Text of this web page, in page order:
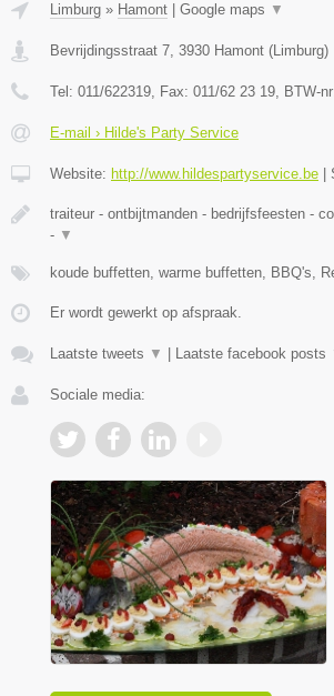
Limburg » Hamont Google maps ▼
Bevrijdingsstraat 7, 3930 Hamont (Limburg)
Tel: 011/622319, Fax: 011/62 23 19, BTW-
E-mail › Hilde's Party Service
Website: http://www.hildespartyservice.be
traiteur - ontbijtmanden - bedrijfsfeesten -
- ▼
koude buffetten, warme buffetten, BBQ's,
Er wordt gewerkt op afspraak.
Laatste tweets ▼ Laatste facebook posts
Sociale media: